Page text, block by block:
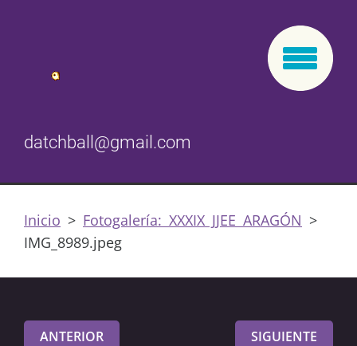
datchball@gmail.com
Inicio > Fotogalería: XXXIX JJEE ARAGÓN >
IMG_8989.jpeg
ANTERIOR SIGUIENTE